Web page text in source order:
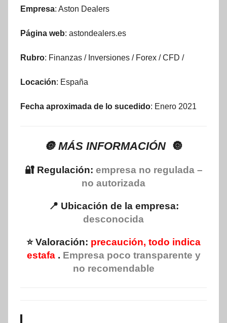
Empresa: Aston Dealers
Página web: astondealers.es
Rubro: Finanzas / Inversiones / Forex / CFD /
Locación: España
Fecha aproximada de lo sucedido: Enero 2021
🔘 MÁS INFORMACIÓN 🔘
🔐 Regulación: empresa no regulada –
no autorizada
📍 Ubicación de la empresa:
desconocida
⭐ Valoración: precaución, todo indica
estafa . Empresa poco transparente y
no recomendable